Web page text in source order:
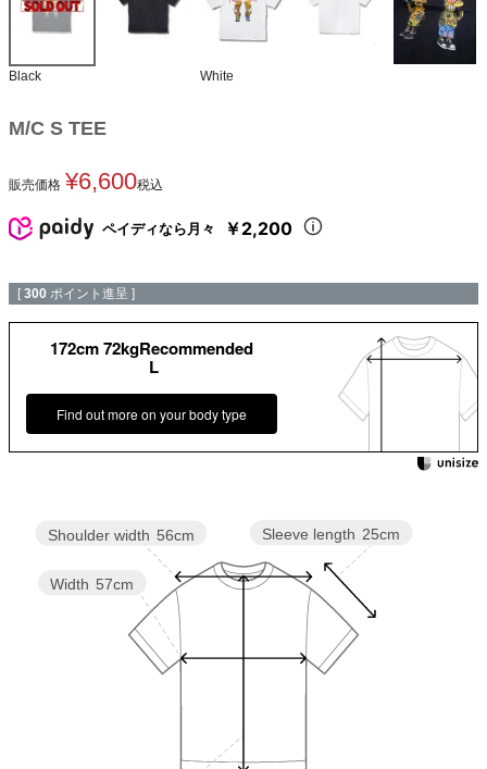
Black White
M/C S TEE
販売価格 ¥6,600税込
ペイディなら月々 ￥2,200
[ 300 ポイント進呈 ]
172cm 72kgRecommended
L
Find out more on your body type
Sleeve length 25cm
Width 57cm
Shoulder width 56cm